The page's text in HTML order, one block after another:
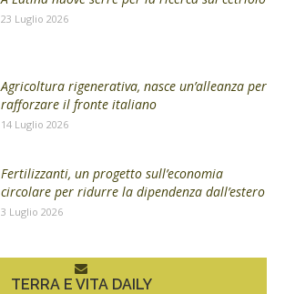
23 Luglio 2026
Agricoltura rigenerativa, nasce un’alleanza per
rafforzare il fronte italiano
14 Luglio 2026
Fertilizzanti, un progetto sull’economia
circolare per ridurre la dipendenza dall’estero
3 Luglio 2026
TERRA E VITA DAILY